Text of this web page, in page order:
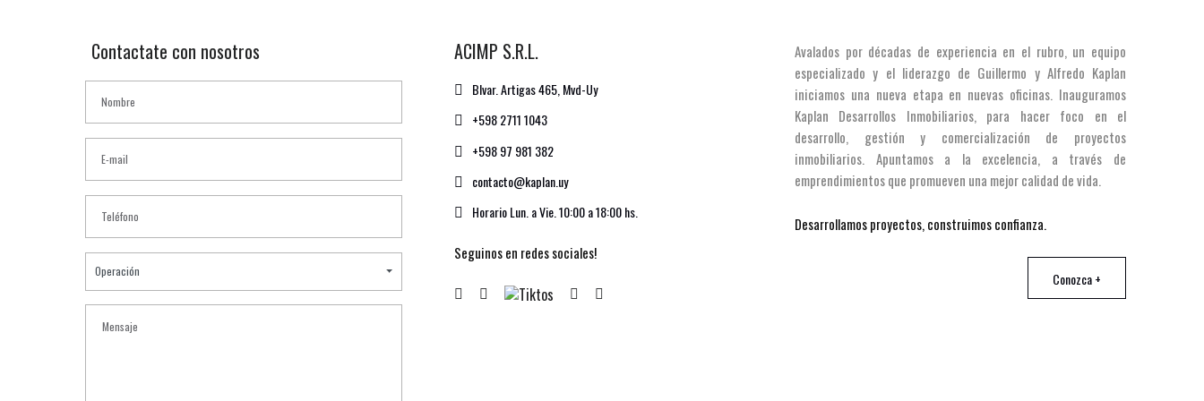
Contactate con nosotros
Operación
ACIMP S.R.L.
Blvar. Artigas 465, Mvd-Uy
+598 2711 1043
+598 97 981 382
contacto@kaplan.uy
Horario Lun. a Vie. 10:00 a 18:00 hs.
Seguinos en redes sociales!
Avalados por décadas de experiencia en el rubro, un equipo
especializado y el liderazgo de Guillermo y Alfredo Kaplan
iniciamos una nueva etapa en nuevas oficinas. Inauguramos
Kaplan Desarrollos Inmobiliarios, para hacer foco en el
desarrollo, gestión y comercialización de proyectos
inmobiliarios. Apuntamos a la excelencia, a través de
emprendimientos que promueven una mejor calidad de vida.
Desarrollamos proyectos, construimos confianza.
Conozca +